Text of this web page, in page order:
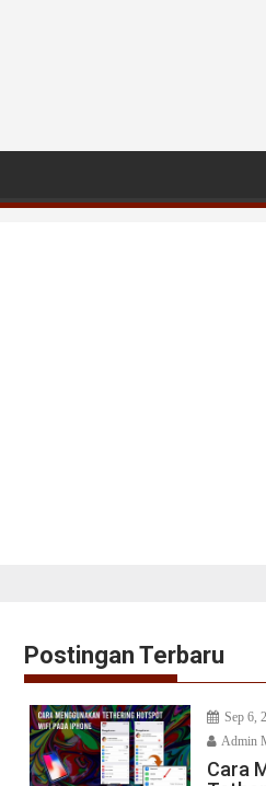
Postingan Terbaru
Sep 6,
Admin
Cara